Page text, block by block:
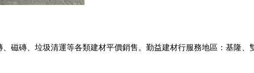
磁磚、垃圾清運等各類建材平價銷售。勤益建材行服務地區：基隆、